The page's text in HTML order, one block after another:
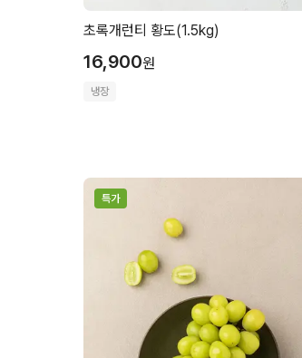
초록개런티 황도(1.5kg)
16,900원
냉장
특가